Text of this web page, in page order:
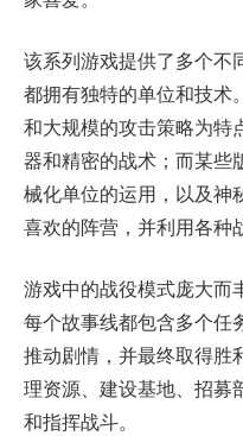
该系列游戏提供了多个不
都拥有独特的单位和技术
和大规模的攻击策略为特
器和精密的战术；而某些
械化单位的运用，以及神
喜欢的阵营，并利用各种
游戏中的战役模式庞大而
每个故事线都包含多个任
推动剧情，并最终取得胜
理资源、建设基地、招募
和指挥战斗。